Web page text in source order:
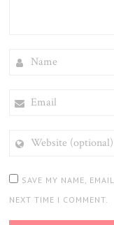
(OPTIONAL)
SAVE MY NAME,
NEXT TIME I COMMENT.